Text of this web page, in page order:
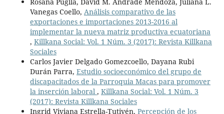
Vanegas Coello, Análisis comparativo de las
exportaciones e importaciones 2013-2016 al
implementar la nueva matriz productiva ecuatoriana
, Killkana Social: Vol. 1 Núm. 3 (2017): Revista Killkana
Sociales
Carlos Javier Delgado Gomezcoello, Dayana Rubi
Durán Parra, Estudio socioeconómico del grupo de
discapacitados de la Parroquia Macas para promover
la inserción laboral , Killkana Social: Vol. 1 Núm. 3
(2017): Revista Killkana Sociales
Ingrid Viviana Estrella-Tutivén, Percepción de los